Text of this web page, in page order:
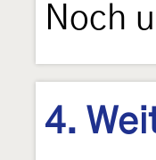
Noch
4.